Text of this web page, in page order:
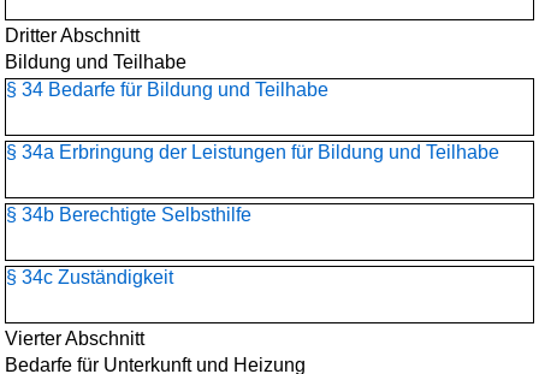
Dritter Abschnitt
Bildung und Teilhabe
§ 34 Bedarfe für Bildung und Teilhabe
§ 34a Erbringung der Leistungen für Bildung und Teilhabe
§ 34b Berechtigte Selbsthilfe
§ 34c Zuständigkeit
Vierter Abschnitt
Bedarfe für Unterkunft und Heizung